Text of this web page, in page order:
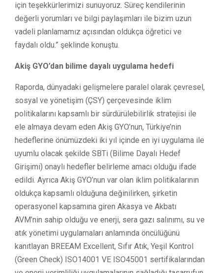
için teşekkürlerimizi sunuyoruz. Süreç kendilerinin
değerli yorumları ve bilgi paylaşımları ile bizim uzun
vadeli planlamamız açısından oldukça öğretici ve
faydalı oldu.” şeklinde konuştu.
Akiş GYO’dan bilime dayalı uygulama hedefi
Raporda, dünyadaki gelişmelere paralel olarak çevresel,
sosyal ve yönetişim (ÇSY) çerçevesinde iklim
politikalarını kapsamlı bir sürdürülebilirlik stratejisi ile
ele almaya devam eden Akiş GYO’nun, Türkiye’nin
hedeflerine önümüzdeki iki yıl içinde en iyi uygulama ile
uyumlu olacak şekilde SBTi (Bilime Dayalı Hedef
Girişimi) onaylı hedefler belirleme amacı olduğu ifade
edildi. Ayrıca Akiş GYO’nun var olan iklim politikalarının
oldukça kapsamlı olduğuna değinilirken, şirketin
operasyonel kapsamına giren Akasya ve Akbatı
AVM’nin sahip olduğu ve enerji, sera gazı salınımı, su ve
atık yönetimi uygulamaları anlamında öncülüğünü
kanıtlayan BREEAM Excellent, Sıfır Atık, Yeşil Kontrol
(Green Check) ISO14001 VE ISO45001 sertifikalarından